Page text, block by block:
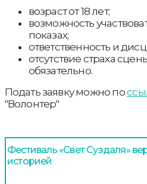
возраст от 18 лет;
возможность
показах;
ответственность и
отсутствие страха
обязательно.
Подать заявку можно по
"Волонтер"
Фестиваль «Свет Суздаля»
историей